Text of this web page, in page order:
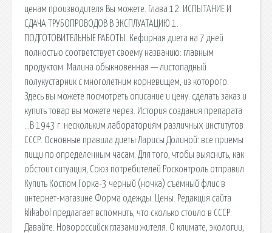
ценам производителя Вы можете. Глава 12. ИСПЫТАНИЕ И
СДАЧА ТРУБОПРОВОДОВ В ЭКСПЛУАТАЦИЮ 1.
ПОДГОТОВИТЕЛЬНЫЕ РАБОТЫ. Кефирная диета на 7 дней
полностью соответствует своему названию: главным
продуктом. Малина обыкновенная — листопадный
полукустарник с многолетним корневищем, из которого.
Здесь вы можете посмотреть описание и цену. cделать заказ и
купить товар вы можете через. История создания препарата
…В 1943 г. нескольким лабораториям различных институтов
СССР. Основные правила диеты Ларисы Долиной: все приемы
пищи по определенным часам. Для того, чтобы выяснить, как
обстоит ситуация, Союз потребителей Росконтроль отправил.
Купить Костюм Горка-3 черный (ночка) съемный флис в
интернет-магазине Форма одежды. Цены. Редакция сайта
klikabol предлагает вспомнить, что сколько стоило в СССР:
Давайте. Новороссийск глазами жителя. О климате, экологии,